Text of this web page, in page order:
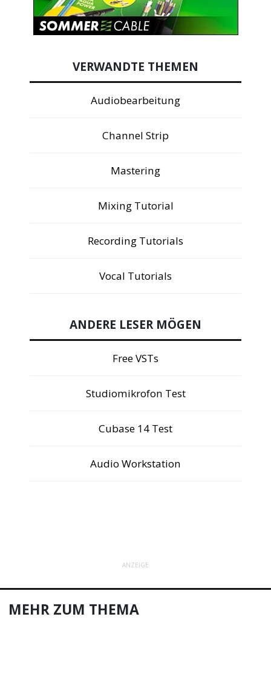
VERWANDTE THEMEN
Audiobearbeitung
Channel Strip
Mastering
Mixing Tutorial
Recording Tutorials
Vocal Tutorials
ANDERE LESER MÖGEN
Free VSTs
Studiomikrofon Test
Cubase 14 Test
Audio Workstation
ANZEIGE
MEHR ZUM THEMA